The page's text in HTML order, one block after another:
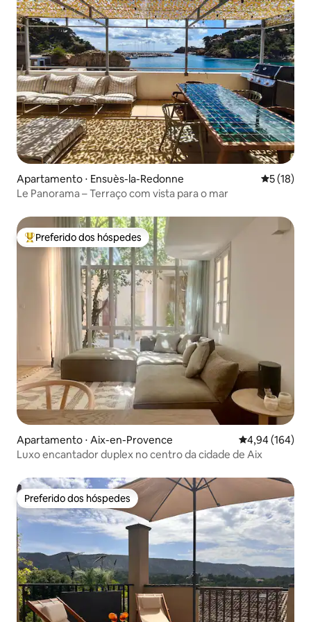
Apartamento ⋅ Ensuès-la-Redonne 5 de uma
5 (18)
Le Panorama – Terraço com vista para o mar
Entre os melhores preferidos dos hóspedes
Preferido dos hóspedes
Apartamento ⋅ Aix-en-Provence 4,94 de uma
4,94 (164)
Luxo encantador duplex no centro da cidade de Aix
Preferido dos hóspedes
Preferido dos hóspedes